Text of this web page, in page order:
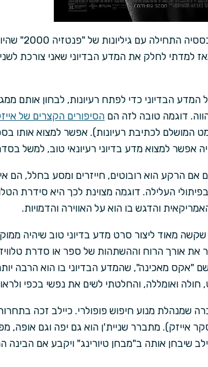
נערה הייתי וגם גדלתי
לחלק את המדע הבדיוני שאני צורכת
הבדיוני כדי לפתח רעיונות, לבחון אותם
דוגמה טובה לזה הם הסיפורים הקצרים של
המושלם לכתיבת רעיונות). אפשר למצוא אותו
אפשר למצוא מדע בדיוני רעיונאי טוב, למשל
אם הרקע הוא רובוטים, חייזרים ומסע בחלל, הם
העלילה. דוגמה מצוינת לכך היא סידרת
והדגש בו הוא על האווירה והדמויות.
שקשה מאוד ליצור סרט מדע בדיוני טוב שיהיה
את אורך הרוח וההשתהות של ספר או סדרת
"אקס מאכינה", שהמדע הבדיוני בו הוא הרבה
ואומללה, והחלטתי לשים את נפשי בכפי
שמנהלת מנוע חיפוש פופולרי. כיילב זכה
אייזק). מתברר שניית'ן הוא גם יפה וגם אופה,
שיבחן אותה ב"מבחן טיורינג" ויקבע אם הבינה